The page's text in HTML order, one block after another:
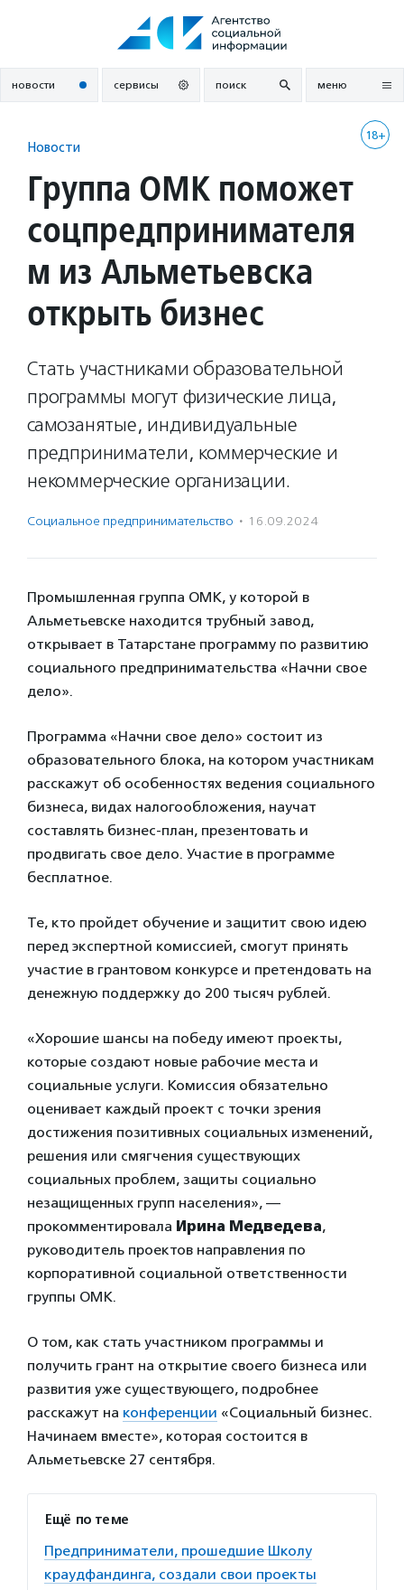
новости сервисы поиск меню
18+
Новости
Группа ОМК поможет
соцпредпринимателя
м из Альметьевска
открыть бизнес
Стать участниками образовательной
программы могут физические лица,
самозанятые, индивидуальные
предприниматели, коммерческие и
некоммерческие организации.
Социальное предпри­нима­тель­ство · 16.09.2024
Промышленная группа ОМК, у которой в
Альметьевске находится трубный завод,
открывает в Татарстане программу по развитию
социального предпринимательства «Начни свое
дело».
Программа «Начни свое дело» состоит из
образовательного блока, на котором участникам
расскажут об особенностях ведения социального
бизнеса, видах налогообложения, научат
составлять бизнес-план, презентовать и
продвигать свое дело. Участие в программе
бесплатное.
Те, кто пройдет обучение и защитит свою идею
перед экспертной комиссией, смогут принять
участие в грантовом конкурсе и претендовать на
денежную поддержку до 200 тысяч рублей.
«Хорошие шансы на победу имеют проекты,
которые создают новые рабочие места и
социальные услуги. Комиссия обязательно
оценивает каждый проект с точки зрения
достижения позитивных социальных изменений,
решения или смягчения существующих
социальных проблем, защиты социально
незащищенных групп населения», —
прокомментировала Ирина Медведева,
руководитель проектов направления по
корпоративной социальной ответственности
группы ОМК.
О том, как стать участником программы и
получить грант на открытие своего бизнеса или
развития уже существующего, подробнее
расскажут на конференции «Социальный бизнес.
Начинаем вместе», которая состоится в
Альметьевске 27 сентября.
Ещё по теме
Предприниматели, прошедшие Школу
краудфандинга, создали свои проекты